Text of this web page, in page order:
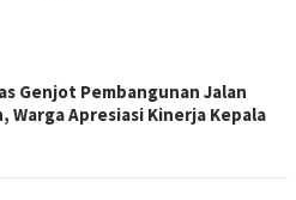
Genjot Pembangunan Jalan
Warga Apresiasi Kinerja Kepala